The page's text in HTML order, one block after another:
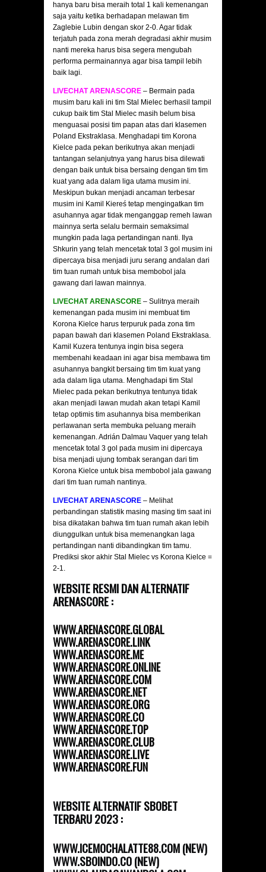
hanya baru bisa meraih total 1 kali kemenangan
saja yaitu ketika berhadapan melawan tim
Zaglebie Lubin dengan skor 2-0. Agar tidak
terjatuh pada zona merah degradasi akhir musim
nanti mereka harus bisa segera mengubah
performa permainannya agar bisa tampil lebih
baik lagi.
LIVECHAT ARENASCORE – Bermain pada
musim baru kali ini tim Stal Mielec berhasil tampil
cukup baik tim Stal Mielec masih belum bisa
menguasai posisi tim papan atas dari klasemen
Poland Ekstraklasa. Menghadapi tim Korona
Kielce pada pekan berikutnya akan menjadi
tantangan selanjutnya yang harus bisa dilewati
dengan baik untuk bisa bersaing dengan tim tim
kuat yang ada dalam liga utama musim ini.
Meskipun bukan menjadi ancaman terbesar
musim ini Kamil Kiereś tetap mengingatkan tim
asuhannya agar tidak menganggap remeh lawan
mainnya serta selalu bermain semaksimal
mungkin pada laga pertandingan nanti. Ilya
Shkurin yang telah mencetak total 3 gol musim ini
dipercaya bisa menjadi juru serang andalan dari
tim tuan rumah untuk bisa membobol jala
gawang dari lawan mainnya.
LIVECHAT ARENASCORE – Sulitnya meraih
kemenangan pada musim ini membuat tim
Korona Kielce harus terpuruk pada zona tim
papan bawah dari klasemen Poland Ekstraklasa.
Kamil Kuzera tentunya ingin bisa segera
membenahi keadaan ini agar bisa membawa tim
asuhannya bangkit bersaing tim tim kuat yang
ada dalam liga utama. Menghadapi tim Stal
Mielec pada pekan berikutnya tentunya tidak
akan menjadi lawan mudah akan tetapi Kamil
tetap optimis tim asuhannya bisa memberikan
perlawanan serta membuka peluang meraih
kemenangan. Adrián Dalmau Vaquer yang telah
mencetak total 3 gol pada musim ini dipercaya
bisa menjadi ujung tombak serangan dari tim
Korona Kielce untuk bisa membobol jala gawang
dari tim tuan rumah nantinya.
LIVECHAT ARENASCORE – Melihat
perbandingan statistik masing masing tim saat ini
bisa dikatakan bahwa tim tuan rumah akan lebih
diunggulkan untuk bisa memenangkan laga
pertandingan nanti dibandingkan tim tamu.
Prediksi skor akhir Stal Mielec vs Korona Kielce =
2-1.
WEBSITE RESMI DAN ALTERNATIF
ARENASCORE :
WWW.ARENASCORE.GLOBAL
WWW.ARENASCORE.LINK
WWW.ARENASCORE.ME
WWW.ARENASCORE.ONLINE
WWW.ARENASCORE.COM
WWW.ARENASCORE.NET
WWW.ARENASCORE.ORG
WWW.ARENASCORE.CO
WWW.ARENASCORE.TOP
WWW.ARENASCORE.CLUB
WWW.ARENASCORE.LIVE
WWW.ARENASCORE.FUN
WEBSITE ALTERNATIF SBOBET
TERBARU 2023 :
WWW.ICEMOCHALATTE88.COM (NEW)
WWW.SBOINDO.CO (NEW)